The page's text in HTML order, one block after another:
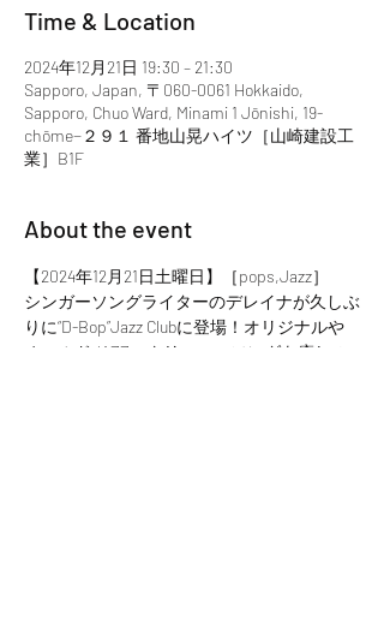
Time & Location
2024年12月21日 19:30 – 21:30
Sapporo, Japan, 〒060-0061 Hokkaido,
Sapporo, Chuo Ward, Minami 1 Jōnishi, 19-
chōme−２９１ 番地山晃ハイツ［山崎建設工
業］B1F
About the event
【2024年12月21日土曜日】［pops,Jazz］
シンガーソングライターのデレイナが久しぶ
りに“D-Bop”Jazz Clubに登場！オリジナルや
オールドJAZZ、クリスマスソングを癒しの